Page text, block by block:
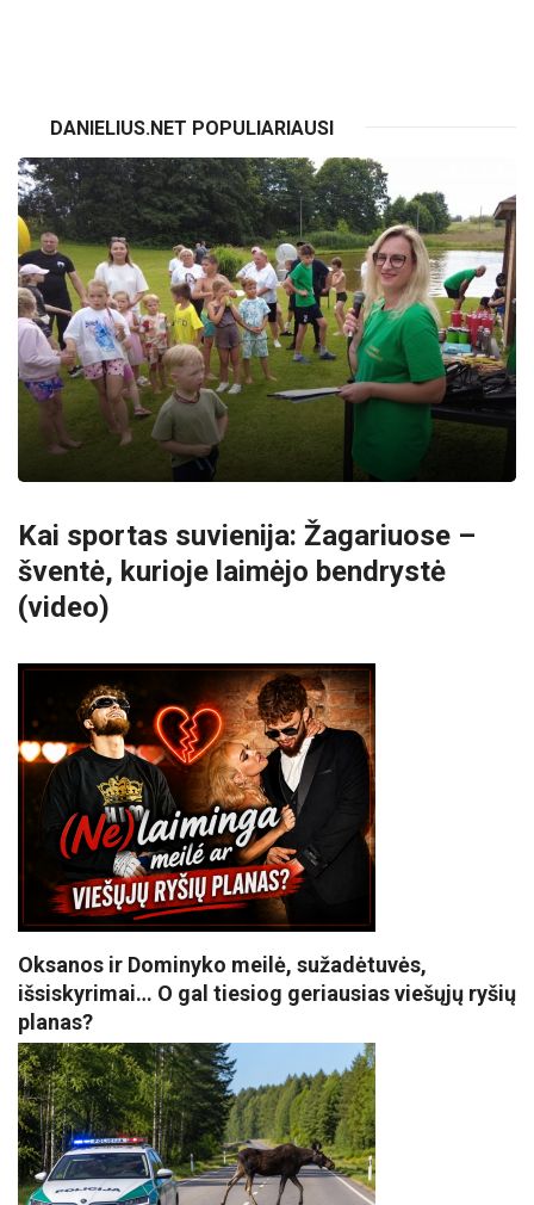
DANIELIUS.NET POPULIARIAUSI
Kai sportas suvienija: Žagariuose –
šventė, kurioje laimėjo bendrystė
(video)
Oksanos ir Dominyko meilė, sužadėtuvės,
išsiskyrimai… O gal tiesiog geriausias viešųjų ryšių
planas?